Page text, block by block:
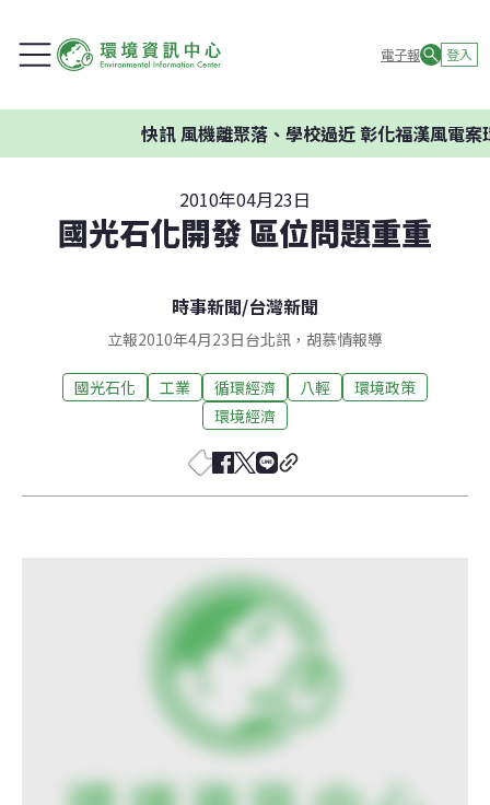
電子報 登入
快訊風機離聚落、學校過近 彰化福漢風電案環
2010年04月23日
國光石化開發 區位問題重重
時事新聞/台灣新聞
立報2010年4月23日台北訊，胡慕情報導
國光石化 工業 循環經濟 八輕
環境政策
環境經濟